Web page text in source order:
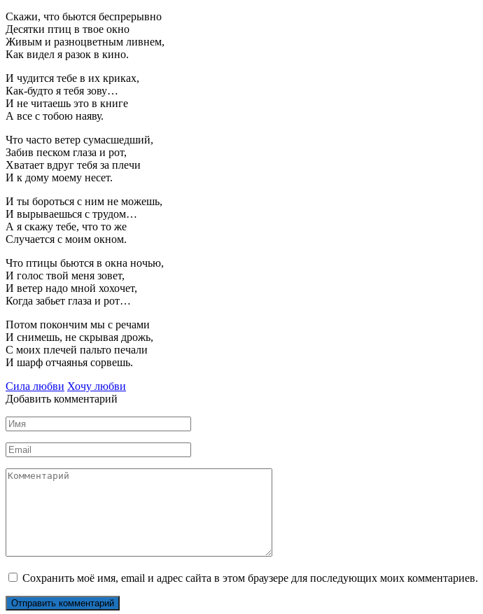
Скажи, что бьются беспрерывно
Десятки птиц в твое окно
Живым и разноцветным ливнем,
Как видел я разок в кино.
И чудится тебе в их криках,
Как-будто я тебя зову…
И не читаешь это в книге
А все с тобою наяву.
Что часто ветер сумасшедший,
Забив песком глаза и рот,
Хватает вдруг тебя за плечи
И к дому моему несет.
И ты бороться с ним не можешь,
И вырываешься с трудом…
А я скажу тебе, что то же
Случается с моим окном.
Что птицы бьются в окна ночью,
И голос твой меня зовет,
И ветер надо мной хохочет,
Когда забьет глаза и рот…
Потом покончим мы с речами
И снимешь, не скрывая дрожь,
С моих плечей пальто печали
И шарф отчаянья сорвешь.
Сила любви Хочу любви
Добавить комментарий
Имя
Email
Комментарий
Сохранить моё имя, email и адрес сайта в этом браузере для последующих моих комментариев.